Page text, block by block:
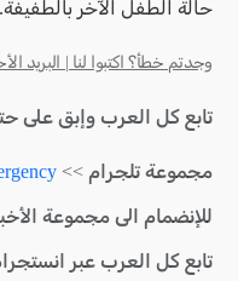
حالة الطفل الآخر بالطفيفة.
وجدتم خطأ؟ اكتبوا لنا | البريد
تابع كل العرب وإبق على
مجموعة تلجرام >>
للإنضمام الى مجموعة
تابع كل العرب عبر